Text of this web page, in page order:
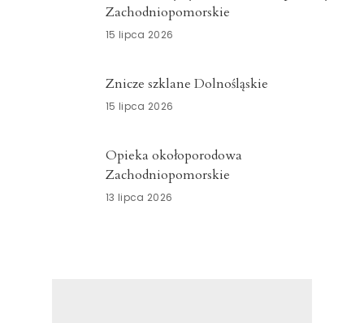
Zachodniopomorskie
15 lipca 2026
Znicze szklane Dolnośląskie
15 lipca 2026
Opieka okołoporodowa
Zachodniopomorskie
13 lipca 2026